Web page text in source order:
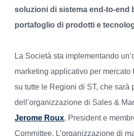
soluzioni di sistema end-to-end
portafoglio di prodotti e
La Società sta implementando
marketing applicativo per mercato
su tutte le Regioni di ST, che sarà
dell’organizzazione di Sales &
Jerome Roux, President e
Committee. L’organizzazione di